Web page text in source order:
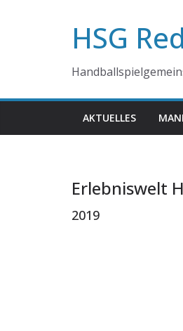
HSG
AKTUELLES
Erlebniswelt
2019